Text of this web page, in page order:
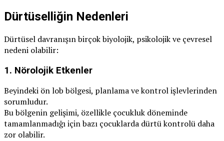
Dürtüselliğin Nedenleri
Dürtüsel davranışın birçok biyolojik, psikolojik ve çevresel
nedeni olabilir:
1. Nörolojik Etkenler
Beyindeki ön lob bölgesi, planlama ve kontrol işlevlerinden
sorumludur.
Bu bölgenin gelişimi, özellikle çocukluk döneminde
tamamlanmadığı için bazı çocuklarda dürtü kontrolü daha
zor olabilir.